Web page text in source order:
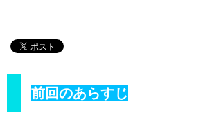
前回のあらすじ